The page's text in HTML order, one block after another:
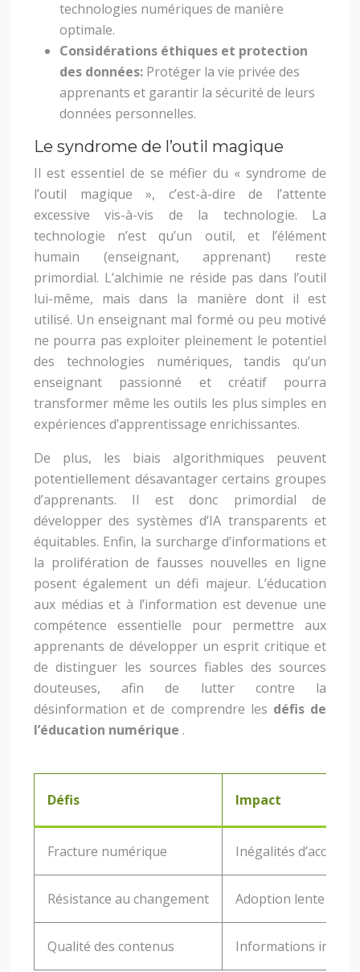
technologies numériques de manière
optimale.
Considérations éthiques et protection
des données: Protéger la vie privée des
apprenants et garantir la sécurité de leurs
données personnelles.
Le syndrome de l’outil magique
Il est essentiel de se méfier du « syndrome de
l’outil magique », c’est-à-dire de l’attente
excessive vis-à-vis de la technologie. La
technologie n’est qu’un outil, et l’élément
humain (enseignant, apprenant) reste
primordial. L’alchimie ne réside pas dans l’outil
lui-même, mais dans la manière dont il est
utilisé. Un enseignant mal formé ou peu motivé
ne pourra pas exploiter pleinement le potentiel
des technologies numériques, tandis qu’un
enseignant passionné et créatif pourra
transformer même les outils les plus simples en
expériences d’apprentissage enrichissantes.
De plus, les biais algorithmiques peuvent
potentiellement désavantager certains groupes
d’apprenants. Il est donc primordial de
développer des systèmes d’IA transparents et
équitables. Enfin, la surcharge d’informations et
la prolifération de fausses nouvelles en ligne
posent également un défi majeur. L’éducation
aux médias et à l’information est devenue une
compétence essentielle pour permettre aux
apprenants de développer un esprit critique et
de distinguer les sources fiables des sources
douteuses, afin de lutter contre la
désinformation et de comprendre les défis de
l’éducation numérique .
Défis Impact
Fracture numérique Inégalités d’accès à
Résistance au changement Adoption lente des
Qualité des contenus Informations